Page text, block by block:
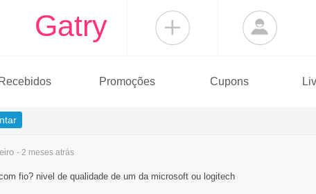
Gatry
Recebidos Promoções Cupons
- 2 meses atrás
fio? nivel de qualidade de um da microsoft ou logitech